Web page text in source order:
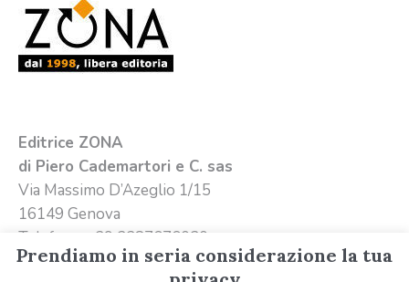
Editrice ZONA
di Piero Cademartori e C. sas
Via Massimo D’Azeglio 1/15
16149 Genova
Telefono +39 3387676020
Emailinfo@editricezona.it
Prendiamo in seria considerazione la tua